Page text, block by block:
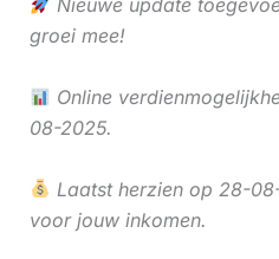
Nieuwe update
groei mee!
Online
08-2025.
Laatst herzien op 28-
voor jouw inkomen.